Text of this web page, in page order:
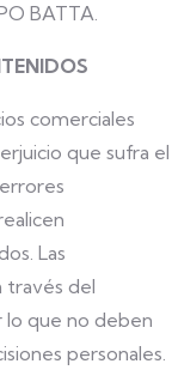
BATTA.
comerciales
que sufra el
Las
través del
lo que no deben
personales.